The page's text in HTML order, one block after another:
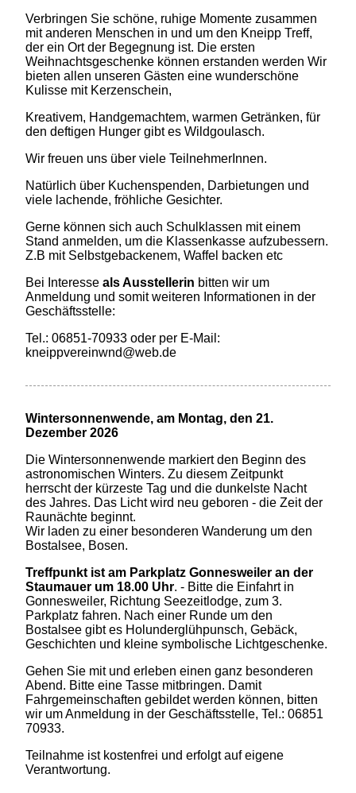
Verbringen Sie schöne, ruhige Momente zusammen
mit anderen Menschen in und um den Kneipp Treff,
der ein Ort der Begegnung ist. Die ersten
Weihnachtsgeschenke können erstanden werdenWir
bieten allen unseren Gästen eine wunderschöne
Kulisse mit Kerzenschein,
Kreativem, Handgemachtem, warmen Getränken, für
den deftigen Hunger gibt es Wildgoulasch.
Wir freuen uns über viele TeilnehmerInnen.
Natürlich über Kuchenspenden, Darbietungen und
viele lachende, fröhliche Gesichter.
Gerne können sich auch Schulklassen mit einem
Stand anmelden, um die Klassenkasse aufzubessern.
Z.B mit Selbstgebackenem, Waffel backen etc
Bei Interesseals Ausstellerin bitten wir um
Anmeldung und somit weiteren Informationen in der
Geschäftsstelle:
Tel.: 06851-70933 oder per E-Mail:
kneippvereinwnd@web.de
Wintersonnenwende, am Montag, den 21.
Dezember 2026
Die Wintersonnenwende markiert den Beginn des
astronomischen Winters. Zu diesem Zeitpunkt
herrscht der kürzeste Tag und die dunkelste Nacht
des Jahres. Das Licht wird neu geboren - die Zeit der
Raunächte beginnt.
Wir laden zu einer besonderen Wanderung um den
Bostalsee, Bosen.
Treffpunkt ist am Parkplatz Gonnesweiler an der
Staumauer um 18.00 Uhr. - Bitte die Einfahrt in
Gonnesweiler, Richtung Seezeitlodge, zum 3.
Parkplatz fahren. Nach einer Runde um den
Bostalsee gibt es Holunderglühpunsch, Gebäck,
Geschichten und kleine symbolische Lichtgeschenke.
Gehen Sie mit und erleben einen ganz besonderen
Abend. Bitte eine Tasse mitbringen. Damit
Fahrgemeinschaften gebildet werden können, bitten
wir um Anmeldung in der Geschäftsstelle, Tel.: 06851
70933.
Teilnahme ist kostenfrei und erfolgt auf eigene
Verantwortung.